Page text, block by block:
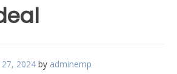
2024 by adminemp